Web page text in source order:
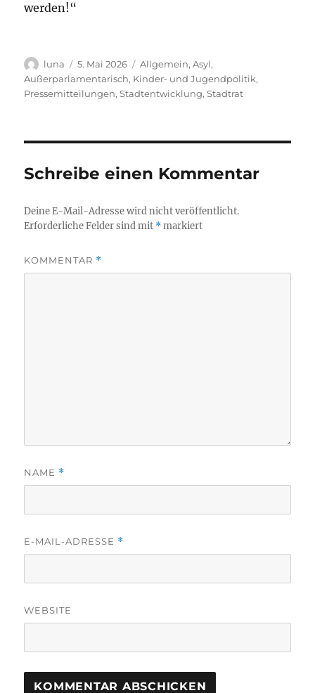
werden!“
Autor
luna
Veröffentlicht
am
5. Mai 2026 Kategorien
Allgemein,Asyl,
Außerparlamentarisch, Kinder- und Jugendpolitik,
Pressemitteilungen,Stadtentwicklung,Stadtrat
Schreibe einen Kommentar
Deine E-Mail-Adresse wird nicht veröffentlicht.
Erforderliche Felder sind mit *markiert
KOMMENTAR *
NAME *
E-MAIL-ADRESSE *
WEBSITE